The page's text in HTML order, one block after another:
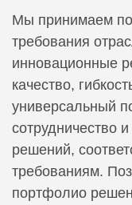
Мы принимаем
требования
инновационные
качество,
универсальный
сотрудничество
решений,
требованиям.
портфолио